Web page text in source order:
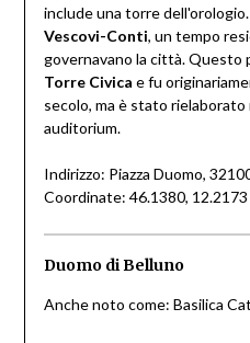
include una torre
Vescovi-Conti, un tempo
governavano la città. Questo
Torre Civica e fu
secolo, ma è stato
auditorium.
Indirizzo: Piazza Duomo,
Coordinate: 46.1380, 12.2173
Duomo di Belluno
Anche noto come: Basilica